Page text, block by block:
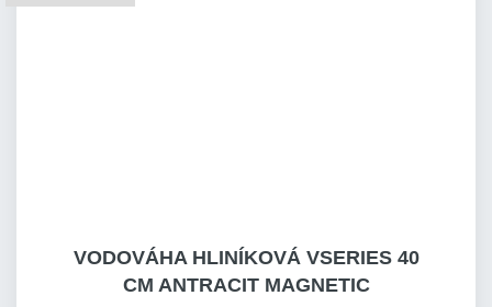
VODOVÁHA HLINÍKOVÁ VSERIES 40
CM ANTRACIT MAGNETIC